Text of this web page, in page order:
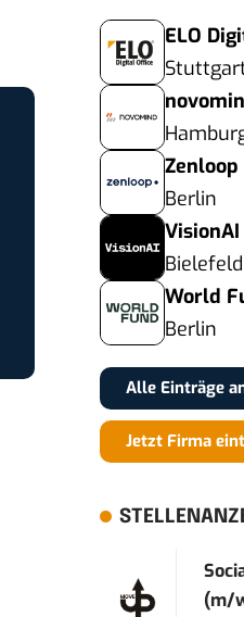
ELO
Zenloop
Berlin
VisionAI
Bielefeld
World
Berlin
Alle Einträge
Jetzt Firma
(m/